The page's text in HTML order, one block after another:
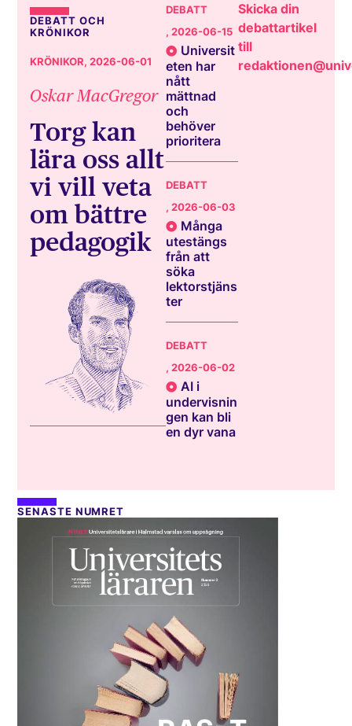
DEBATT OCH
KRÖNIKOR
KRÖNIKOR, 2026-06-01
Oskar MacGregor
Torg kan
lära oss allt
vi vill veta
om bättre
pedagogik
DEBATT
, 2026-06-15
Universit
eten har
nått
mättnad
och
behöver
prioritera
DEBATT
, 2026-06-03
Många
utestängs
från att
söka
lektorstjäns
ter
DEBATT
, 2026-06-02
AI i
undervisnin
gen kan bli
en dyr vana
Skicka din
debattartikel
till
SENASTE NUMRET